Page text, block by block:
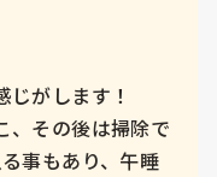
がします！
、その後は掃除で
事もあり、午睡